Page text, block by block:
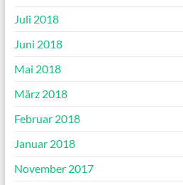
Juli 2018
Juni 2018
Mai 2018
März 2018
Februar 2018
Januar 2018
November 2017